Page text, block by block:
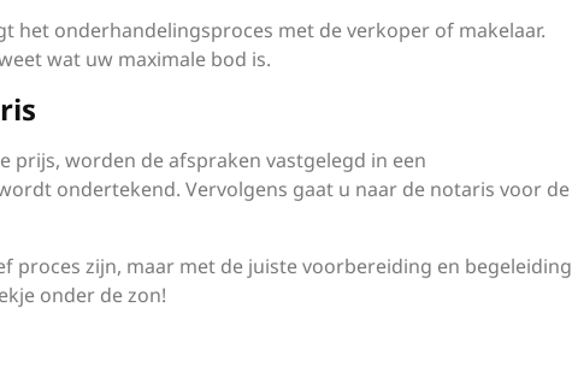
het onderhandelingsproces met de verkoper of makelaar.
wat uw maximale bod is.
prijs, worden de afspraken vastgelegd in een
ondertekend. Vervolgens gaat u naar de notaris voor de
proces zijn, maar met de juiste voorbereiding en begeleiding
onder de zon!